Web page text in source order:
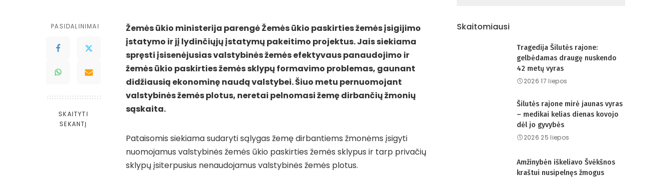
PASIDALINIMAI
SKAITYTI
SEKANTĮ
Žemės ūkio ministerija parengė Žemės ūkio paskirties žemės įsigijimo
įstatymo ir jį lydinčiųjų įstatymų pakeitimo projektus. Jais siekiama
spręsti įsisenėjusias valstybinės žemės efektyvaus panaudojimo ir
žemės ūkio paskirties žemės sklypų formavimo problemas, gaunant
didžiausią ekonominę naudą valstybei. Šiuo metu pernuomojant
valstybinės žemės plotus, neretai pelnomasi žemę dirbančių žmonių
sąskaita.
Pataisomis siekiama sudaryti sąlygas žemę dirbantiems žmonėms įsigyti
nuomojamus valstybinės žemės ūkio paskirties žemės sklypus ir tarp privačių
sklypų įsiterpusius nenaudojamus valstybinės žemės plotus.
Skaitomiausi
Tragedija Šilutės rajone:
gelbėdamas draugę nuskendo
42 metų vyras
2026 17 liepos
Šilutės rajone mirė jaunas vyras
– medikai kelias dienas kovojo
dėl jo gyvybės
2026 25 liepos
Amžinybėn iškeliavo Švėkšnos
kraštui nusipelnęs žmogus